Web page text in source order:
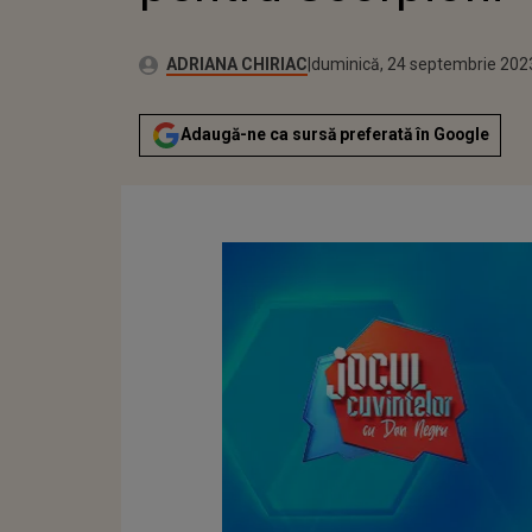
Autor:ADRIANA CHIRIACPublicat:
duminică, 24 septembrie
Actualizat:
duminică, 24 septembrie
Adaugă-ne ca sursă preferată în Google